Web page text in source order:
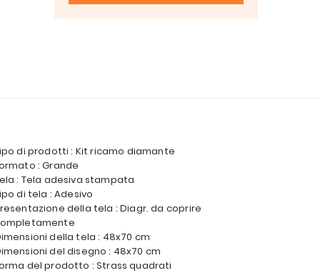
di prodotti : Kit ricamo diamante
: Grande
: Tela adesiva stampata
di tela : Adesivo
della tela : Diagr. da coprire
della tela : 48x70 cm
del disegno : 48x70 cm
del prodotto : Strass quadrati